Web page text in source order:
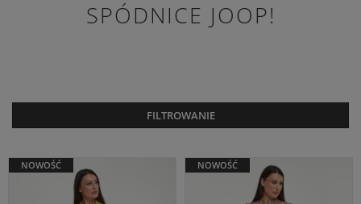
SPÓDNICE JOOP!
FILTROWANIE
NOWOŚĆ NOWOŚĆ